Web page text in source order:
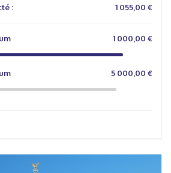
: 1 055,00 €
1 000,00 €
5 000,00 €